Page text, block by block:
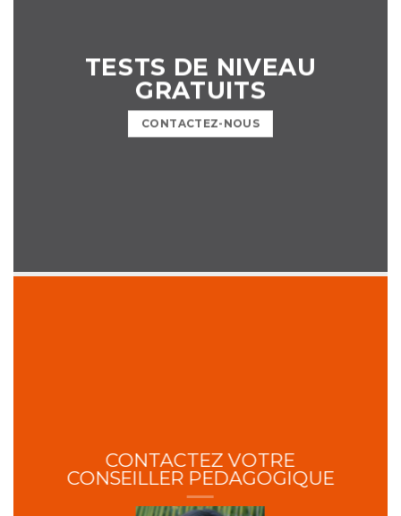
TESTS DE NIVEAU
GRATUITS
CONTACTEZ-NOUS
CONTACTEZ VOTRE
CONSEILLER PEDAGOGIQUE